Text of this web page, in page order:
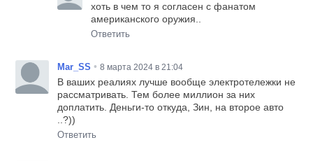
хоть в чем то я согласен с фанатом
американского оружия..
Ответить
Mar_SS • 8 марта 2024 в 21:04
В ваших реалиях лучше вообще электротележки не
рассматривать. Тем более миллион за них
доплатить. Деньги-то откуда, Зин, на второе авто
..?))
Ответить